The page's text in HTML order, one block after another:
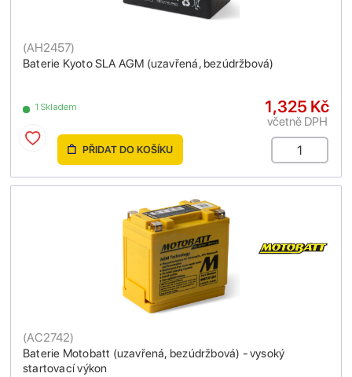
Baterie Kyoto SLA AGM (uzavřená, bezúdržbová)
(AH2457)
1 Skladem 1,325 Kč
včetně DPH
PŘIDAT DO KOŠÍKU
Baterie Motobatt (uzavřená, bezúdržbová) - vysoký
startovací výkon
(AC2742)